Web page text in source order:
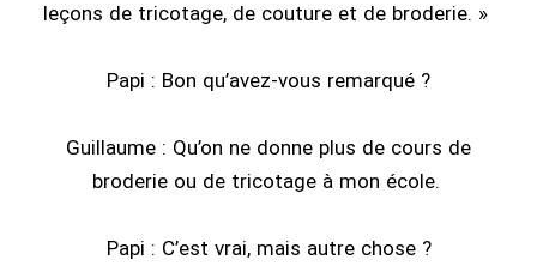
leçons de tricotage, de couture et de broderie. »
Papi : Bon qu’avez-vous remarqué ?
Guillaume : Qu’on ne donne plus de cours de
broderie ou de tricotage à mon école.
Papi : C’est vrai, mais autre chose ?